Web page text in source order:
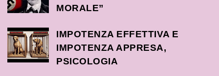
MORALE”
IMPOTENZA EFFETTIVA E
IMPOTENZA APPRESA,
PSICOLOGIA